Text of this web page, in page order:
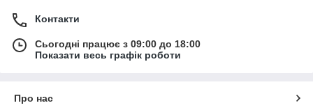
Контакти
Сьогодні працює з 09:00 до 18:00
Показати весь графік роботи
Про нас